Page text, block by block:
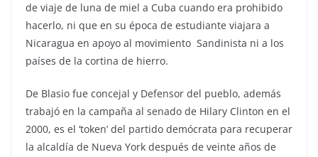
de viaje de luna de miel a Cuba cuando era prohibido
hacerlo, ni que en su época de estudiante viajara a
Nicaragua en apoyo al movimiento Sandinista ni a los
países de la cortina de hierro.
De Blasio fue concejal y Defensor del pueblo, además
trabajó en la campaña al senado de Hilary Clinton en el
2000, es el ‘token’ del partido demócrata para recuperar
la alcaldía de Nueva York después de veinte años de